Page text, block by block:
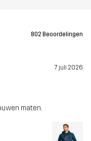
802 Beoordelingen
7 juli 2026
maten.